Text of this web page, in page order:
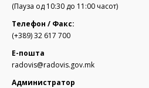
(Пауза од 10:30 до 11:00 часот)
Телефон / Факс:
(+389) 32 617 700
Е-пошта
radovis@radovis.gov.mk
Администратор